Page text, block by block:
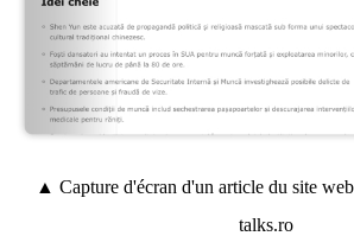
▲ Capture d'écran d'un article du site
talks.ro